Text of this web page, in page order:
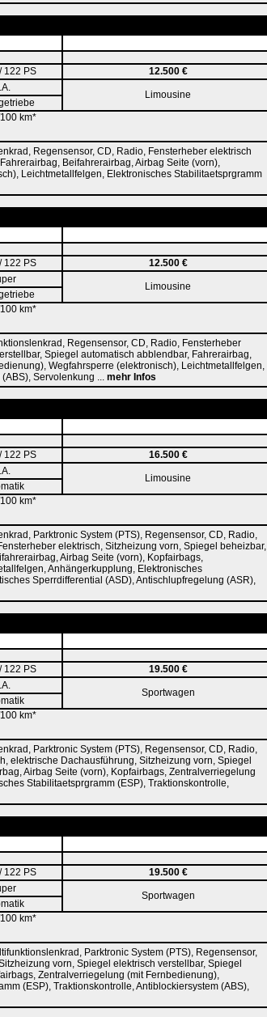
122 PS
12.500 €
Limousine
km*
Regensensor, CD, Radio, Fensterheber elektrisch
Beifahrerairbag, Airbag Seite (vorn),
Leichtmetallfelgen, Elektronisches Stabilitaetsprgramm
122 PS
12.500 €
Limousine
km*
Regensensor, CD, Radio, Fensterheber
Spiegel automatisch abblendbar, Fahrerairbag,
Wegfahrsperre (elektronisch), Leichtmetallfelgen,
Servolenkung ... mehr Infos
122 PS
16.500 €
Limousine
km*
Parktronic System (PTS), Regensensor, CD, Radio,
elektrisch, Sitzheizung vorn, Spiegel beheizbar,
Airbag Seite (vorn), Kopfairbags,
Anhängerkupplung, Elektronisches
Sperrdifferential (ASD), Antischlupfregelung (ASR),
122 PS
19.500 €
Sportwagen
km*
Parktronic System (PTS), Regensensor, CD, Radio,
elektrische Dachausführung, Sitzheizung vorn, Spiegel
Airbag Seite (vorn), Kopfairbags, Zentralverriegelung
Stabilitaetsprgramm (ESP), Traktionskontrolle,
122 PS
19.500 €
Sportwagen
km*
Parktronic System (PTS), Regensensor,
vorn, Spiegel elektrisch verstellbar, Spiegel
Zentralverriegelung (mit Fernbedienung),
(ESP), Traktionskontrolle, Antiblockiersystem (ABS),